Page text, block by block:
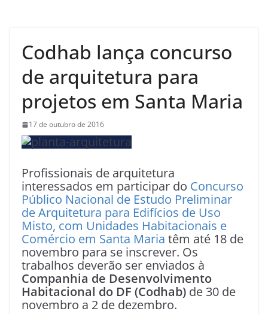
Codhab lança concurso
de arquitetura para
projetos em Santa Maria
17 de outubro de 2016
Profissionais de arquitetura
interessados em participar do Concurso
Público Nacional de Estudo Preliminar
de Arquitetura para Edifícios de Uso
Misto, com Unidades Habitacionais e
Comércio em Santa Maria têm até 18 de
novembro para se inscrever. Os
trabalhos deverão ser enviados à
Companhia de Desenvolvimento
Habitacional do DF (Codhab) de 30 de
novembro a 2 de dezembro.